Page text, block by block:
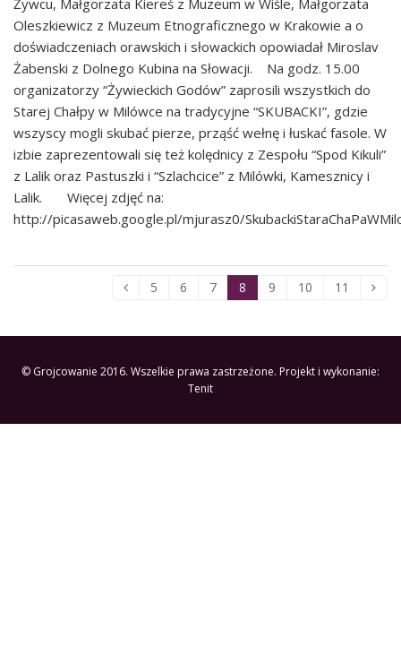
Żywcu, Małgorzata Kiereś z Muzeum w Wiśle, Małgorzata
Oleszkiewicz z Muzeum Etnograficznego w Krakowie a o
doświadczeniach orawskich i słowackich opowiadał Miroslav
Żabenski z Dolnego Kubina na Słowacji. Na godz. 15.00
organizatorzy “Żywieckich Godów” zaprosili wszystkich do
Starej Chałpy w Milówce na tradycyjne “SKUBACKI”, gdzie
wszyscy mogli skubać pierze, prząść wełnę i łuskać fasole. W
izbie zaprezentowali się też kolędnicy z Zespołu “Spod Kikuli”
z Lalik oraz Pastuszki i “Szlachcice” z Milówki, Kamesznicy i
Lalik. Więcej zdjęć na:
http://picasaweb.google.pl/mjurasz0/
5 6 7 8 9 10 11
© Grojcowanie 2016. Wszelkie prawa zastrzeżone. Projekt i wykonanie:
Tenit